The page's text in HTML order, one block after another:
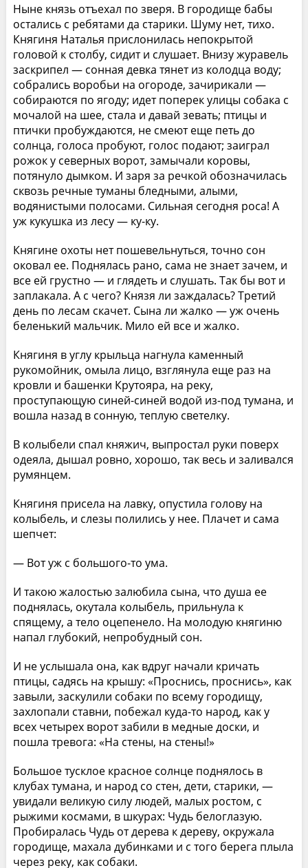
Ныне князь отъехал по зверя. В городище бабы
остались с ребятами да старики. Шуму нет, тихо.
Княгиня Наталья прислонилась непокрытой
головой к столбу, сидит и слушает. Внизу журавель
заскрипел — сонная девка тянет из колодца воду;
собрались воробьи на огороде, зачирикали —
собираются по ягоду; идет поперек улицы собака с
мочалой на шее, стала и давай зевать; птицы и
птички пробуждаются, не смеют еще петь до
солнца, голоса пробуют, голос подают; заиграл
рожок у северных ворот, замычали коровы,
потянуло дымком. И заря за речкой обозначилась
сквозь речные туманы бледными, алыми,
водянистыми полосами. Сильная сегодня роса! А
уж кукушка из лесу — ку-ку.
Княгине охоты нет пошевельнуться, точно сон
оковал ее. Поднялась рано, сама не знает зачем, и
все ей грустно — и глядеть и слушать. Так бы вот и
заплакала. А с чего? Князя ли заждалась? Третий
день по лесам скачет. Сына ли жалко — уж очень
беленький мальчик. Мило ей все и жалко.
Княгиня в углу крыльца нагнула каменный
рукомойник, омыла лицо, взглянула еще раз на
кровли и башенки Крутояра, на реку,
проступающую синей-синей водой из-под тумана, и
вошла назад в сонную, теплую светелку.
В колыбели спал княжич, выпростал руки поверх
одеяла, дышал ровно, хорошо, так весь и заливался
румянцем.
Княгиня присела на лавку, опустила голову на
колыбель, и слезы полились у нее. Плачет и сама
шепчет:
— Вот уж с большого-то ума.
И такою жалостью залюбила сына, что душа ее
поднялась, окутала колыбель, прильнула к
спящему, а тело оцепенело. На молодую княгиню
напал глубокий, непробудный сон.
И не услышала она, как вдруг начали кричать
птицы, садясь на крышу: «Проснись, проснись», как
завыли, заскулили собаки по всему городищу,
захлопали ставни, побежал куда-то народ, как у
всех четырех ворот забили в медные доски, и
пошла тревога: «На стены, на стены!»
Большое тусклое красное солнце поднялось в
клубах тумана, и народ со стен, дети, старики, —
увидали великую силу людей, малых ростом, с
рыжими космами, в шкурах: Чудь белоглазую.
Пробиралась Чудь от дерева к дереву, окружала
городище, махала дубинками и с того берега плыла
через реку, как собаки.